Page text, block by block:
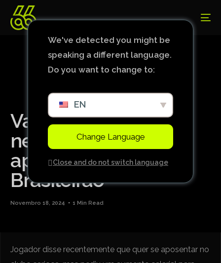
Vasco e Vegetti irão
negociar renovação
após o término do
Brasileirão
Novembro 18, 2024 1 Min Read
Jogador disse recentemente que quer se aposentar no
We've detected you might be
speaking a different language.
Do you want to change to:
EN
Change Language
Close and do not switch language